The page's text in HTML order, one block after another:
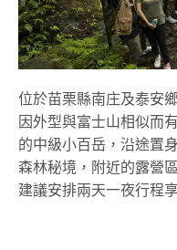
位於苗栗縣南庄及泰安
因外型與富士山相似而
的中級小百岳，沿途置
森林秘境，附近的露營
建議安排兩天一夜行程